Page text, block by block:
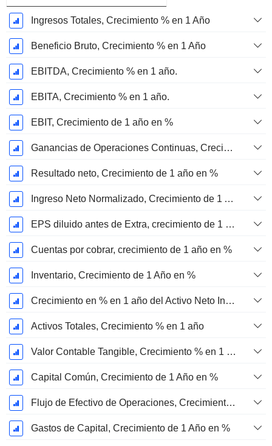
Ingresos Totales, Crecimiento % en 1 Año
Beneficio Bruto, Crecimiento % en 1 Año
EBITDA, Crecimiento % en 1 año.
EBITA, Crecimiento % en 1 año.
EBIT, Crecimiento de 1 año en %
Ganancias de Operaciones Continuas, Crecimiento de 1 Año en %
Resultado neto, Crecimiento de 1 año en %
Ingreso Neto Normalizado, Crecimiento de 1 Año en %
EPS diluido antes de Extra, crecimiento de 1 año %
Cuentas por cobrar, crecimiento de 1 año en %
Inventario, Crecimiento de 1 Año en %
Crecimiento en % en 1 año del Activo Neto Inmovilizado Material
Activos Totales, Crecimiento % en 1 año
Valor Contable Tangible, Crecimiento % en 1 año
Capital Común, Crecimiento de 1 Año en %
Flujo de Efectivo de Operaciones, Crecimiento de 1 Año en %
Gastos de Capital, Crecimiento de 1 Año en %